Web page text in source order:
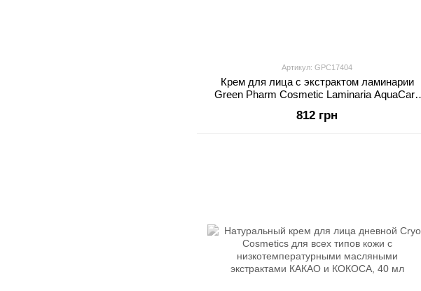
Артикул: GPC17404
Крем для лица с экстрактом ламинарии
Green Pharm Cosmetic Laminaria AquaCare
812 грн